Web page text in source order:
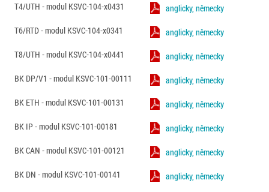
T4/UTH - modul KSVC-104-x0431
anglicky, německy
T6/RTD - modul KSVC-104-x0341
anglicky, německy
T8/UTH - modul KSVC-104-x0441
anglicky, německy
BK DP/V1 - modul KSVC-101-00111
anglicky, německy
BK ETH - modul KSVC-101-00131
anglicky, německy
BK IP - modul KSVC-101-00181
anglicky, německy
BK CAN - modul KSVC-101-00121
anglicky, německy
BK DN - modul KSVC-101-00141
anglicky, německy